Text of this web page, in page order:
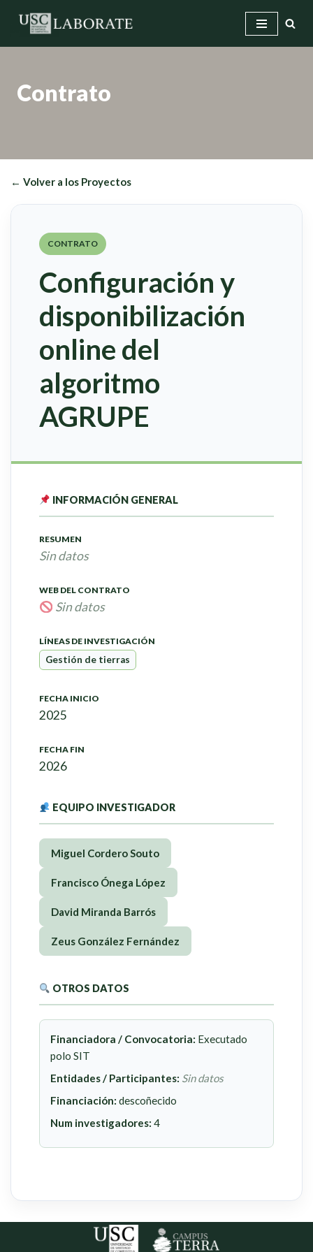
Saltar
Contrato
← Volver a los Proyectos
CONTRATO
Configuración y
disponibilización
online del
algoritmo
AGRUPE
INFORMACIÓN GENERAL
RESUMEN
Sin datos
WEB DEL CONTRATO
Sin datos
LÍNEAS DE INVESTIGACIÓN
Gestión de tierras
FECHA INICIO
2025
FECHA FIN
2026
EQUIPO INVESTIGADOR
Miguel Cordero Souto
Francisco Ónega López
David Miranda Barrós
Zeus González Fernández
OTROS DATOS
Financiadora / Convocatoria: Executado
polo SIT
Entidades / Participantes: Sin datos
Financiación: descoñecido
Num investigadores: 4